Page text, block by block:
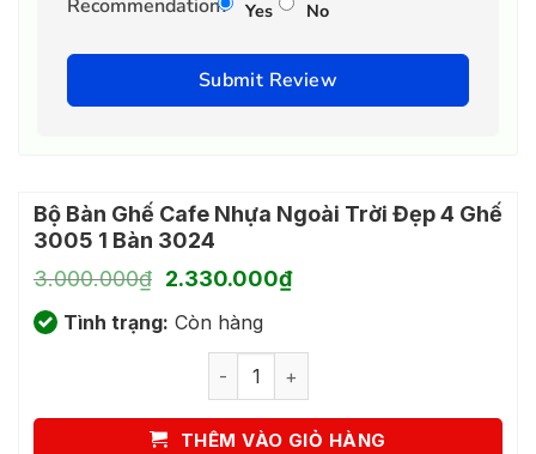
Recommendation? Yes No
Submit Review
Bộ Bàn Ghế Cafe Nhựa Ngoài Trời Đẹp 4 Ghế
3005 1 Bàn 3024
3.000.000₫ Giá
là:
3.000.000₫.
2.330.000₫Giá
là:
2.330.000₫.
Tình trạng: Còn hàng
Bộ Bàn Ghế Cafe Nhựa Ngoài Trời
THÊM VÀO GIỎ HÀNG